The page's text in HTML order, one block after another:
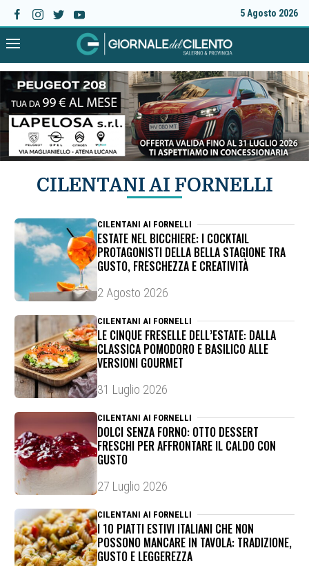
5 Agosto 2026
CILENTANI AI FORNELLI
CILENTANI AI FORNELLI
ESTATE NEL BICCHIERE: I COCKTAIL
PROTAGONISTI DELLA BELLA STAGIONE TRA
GUSTO, FRESCHEZZA E CREATIVITÀ
2 Agosto 2026
CILENTANI AI FORNELLI
LE CINQUE FRESELLE DELL’ESTATE: DALLA
CLASSICA POMODORO E BASILICO ALLE
VERSIONI GOURMET
31 Luglio 2026
CILENTANI AI FORNELLI
DOLCI SENZA FORNO: OTTO DESSERT
FRESCHI PER AFFRONTARE IL CALDO CON
GUSTO
27 Luglio 2026
CILENTANI AI FORNELLI
I 10 PIATTI ESTIVI ITALIANI CHE NON
POSSONO MANCARE IN TAVOLA: TRADIZIONE,
GUSTO E LEGGEREZZA